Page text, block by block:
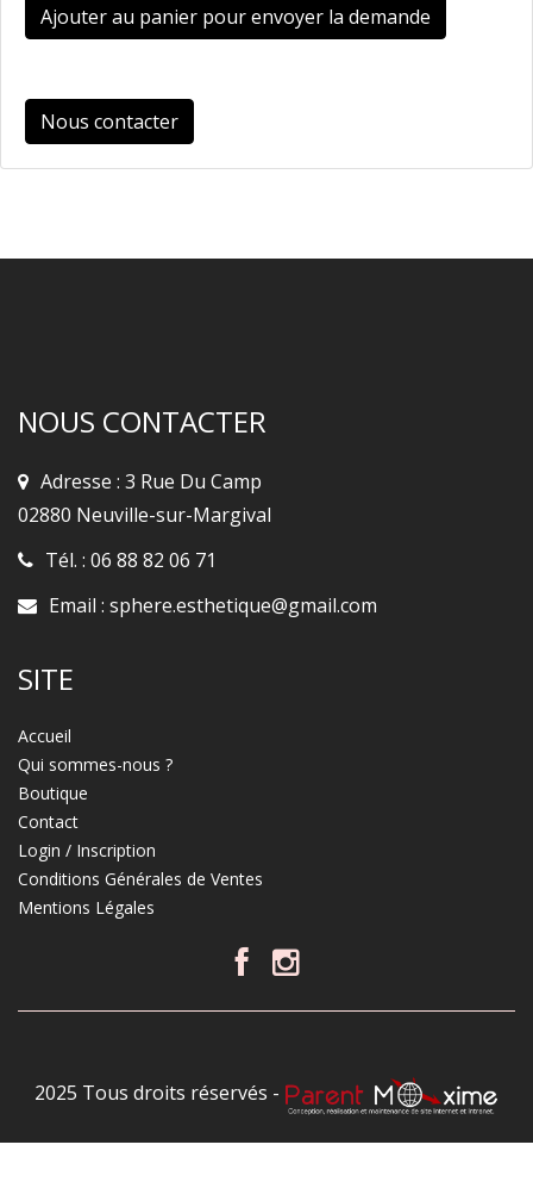
Ajouter au panier pour envoyer la demande
Nous contacter
NOUS CONTACTER
Adresse : 3 Rue Du Camp
02880 Neuville-sur-Margival
Tél. : 06 88 82 06 71
Email : sphere.esthetique@gmail.com
SITE
Accueil
Qui sommes-nous ?
Boutique
Contact
Login / Inscription
Conditions Générales de Ventes
Mentions Légales
2025 Tous droits réservés -